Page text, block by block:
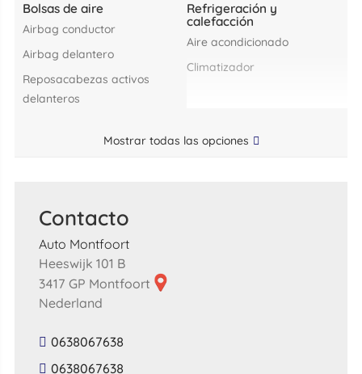
Bolsas de aire
airbag conductor
airbag delantero
reposacabezas activos
delanteros
Refrigeración y
calefacción
aire acondicionado
climatizador
Mostrar todas las opciones
Contacto
Auto Montfoort
Heeswijk 101 B
3417 GP Montfoort
Nederland
0638067638
0638067638